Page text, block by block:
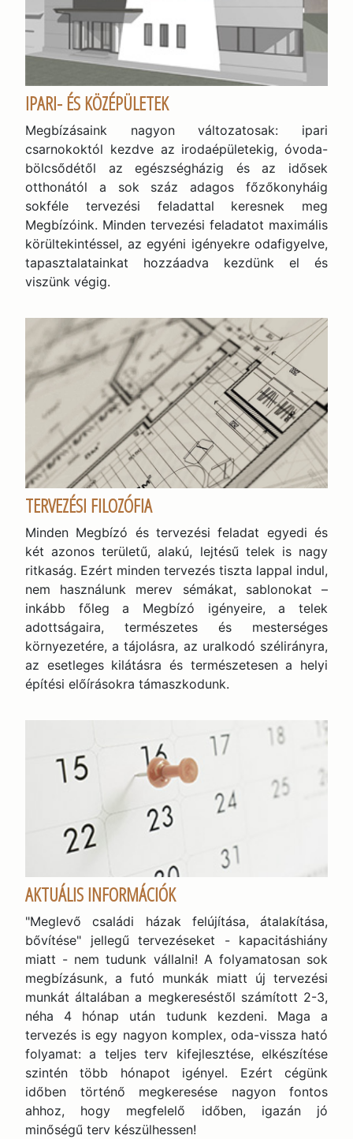
IPARI- ÉS KÖZÉPÜLETEK
Megbízásaink nagyon változatosak: ipari
csarnokoktól kezdve az irodaépületekig, óvoda-
bölcsődétől az egészségházig és az idősek
otthonától a sok száz adagos főzőkonyháig
sokféle tervezési feladattal keresnek meg
Megbízóink. Minden tervezési feladatot maximális
körültekintéssel, az egyéni igényekre odafigyelve,
tapasztalatainkat hozzáadva kezdünk el és
viszünk végig.
TERVEZÉSI FILOZÓFIA
Minden Megbízó és tervezési feladat egyedi és
két azonos területű, alakú, lejtésű telek is nagy
ritkaság. Ezért minden tervezés tiszta lappal indul,
nem használunk merev sémákat, sablonokat –
inkább főleg a Megbízó igényeire, a telek
adottságaira, természetes és mesterséges
környezetére, a tájolásra, az uralkodó szélirányra,
az esetleges kilátásra és természetesen a helyi
építési előírásokra támaszkodunk.
AKTUÁLIS INFORMÁCIÓK
"Meglevő családi házak felújítása, átalakítása,
bővítése" jellegű tervezéseket - kapacitáshiány
miatt - nem tudunk vállalni! A folyamatosan sok
megbízásunk, a futó munkák miatt új tervezési
munkát általában a megkereséstől számított 2-3,
néha 4 hónap után tudunk kezdeni. Maga a
tervezés is egy nagyon komplex, oda-vissza ható
folyamat: a teljes terv kifejlesztése, elkészítése
szintén több hónapot igényel. Ezért cégünk
időben történő megkeresése nagyon fontos
ahhoz, hogy megfelelő időben, igazán jó
minőségű terv készülhessen!